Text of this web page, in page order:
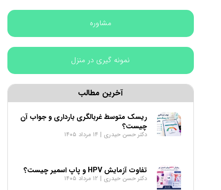
مشاوره
نمونه گیری در منزل
آخرین مطالب
ریسک متوسط غربالگری بارداری و جواب آن
چیست؟
دکتر حسن حیدری ۱۴ مرداد ۱۴۰۵
تفاوت آزمایش HPV و پاپ اسمیر چیست؟
دکتر حسن حیدری ۱۲ مرداد ۱۴۰۵